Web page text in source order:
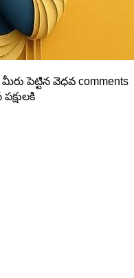
పెట్టిన వెధవ comments